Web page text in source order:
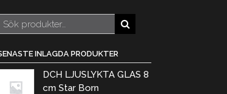
Sök
INLAGDA PRODUKTER
DCH LJUSLYKTA GLAS 8
cm Star Born